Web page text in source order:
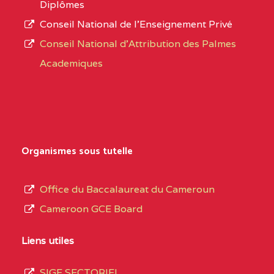
CENTRE
COLLEGE PRIVE
CENTRE
COLLEGE PRIVE LAIC
SAINT MICHEL
L’offre
d’éducation
de
du
Diplômes
Conseil National de l’Enseignement Privé
Conseil National d'Attribution des Palmes
Academiques
Organismes sous tutelle
Office du Baccalaureat du Cameroun
Cameroon GCE Board
Liens utiles